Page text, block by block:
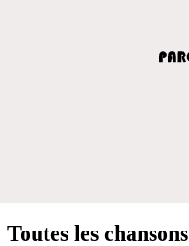
Toutes les chansons